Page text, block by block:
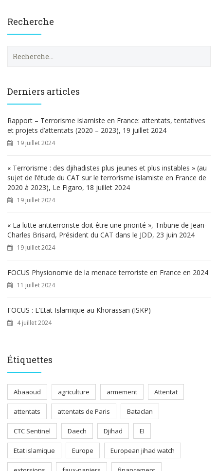
Recherche
e
h
e
r
Derniers articles
Rapport – Terrorisme islamiste en France: attentats, tentatives
et projets d’attentats (2020 – 2023), 19 juillet 2024
19 juillet 2024
« Terrorisme : des djihadistes plus jeunes et plus instables » (au
sujet de l’étude du CAT sur le terrorisme islamiste en France de
2020 à 2023), Le Figaro, 18 juillet 2024
19 juillet 2024
« La lutte antiterroriste doit être une priorité », Tribune de Jean-
Charles Brisard, Président du CAT dans le JDD, 23 juin 2024
19 juillet 2024
FOCUS Physionomie de la menace terroriste en France en 2024
11 juillet 2024
FOCUS : L’Etat Islamique au Khorassan (ISKP)
4 juillet 2024
Étiquettes
Abaaoud agriculture armement Attentat
attentats attentats de Paris Bataclan
CTC Sentinel Daech Djihad EI
Etat islamique Europe European jihad watch